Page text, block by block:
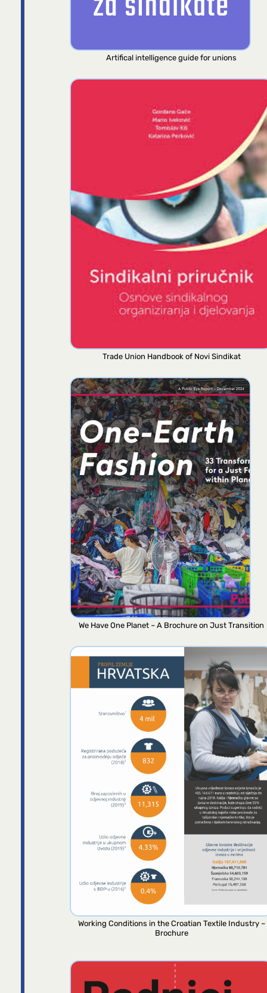
Artifical intelligence guide for unions
Trade Union Handbook of Novi Sindikat
We Have One Planet – A Brochure on Just Transition
Working Conditions in the Croatian Textile Industry –
Brochure